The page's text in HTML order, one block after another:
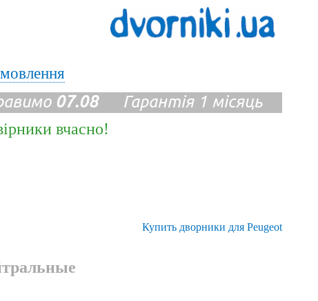
07.08Гарантія 1 місяць
вчасно!
Купить дворники для Peugeot